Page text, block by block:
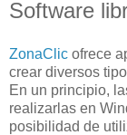
Software
ZonaClic ofrece
crear diversos
En un principio,
realizarlas en
posibilidad de